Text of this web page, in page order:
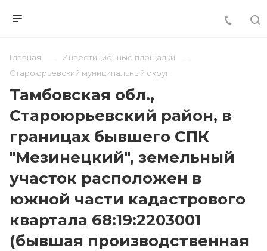
Главная
Инвестиционные площадки
Староюрьевский муниципальный округ
Тамбовская обл.,
Староюрьевский район, в
границах бывшего СПК
"Мезинецкий", земельный
участок расположен в
южной части кадастрового
квартала 68:19:2203001
(бывшая производственная